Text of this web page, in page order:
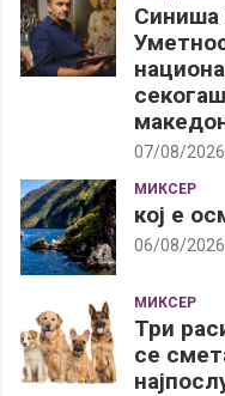
Синиша
07/08/2026
МИКСЕР
кој е
06/08/2026
МИКСЕР
Три
се